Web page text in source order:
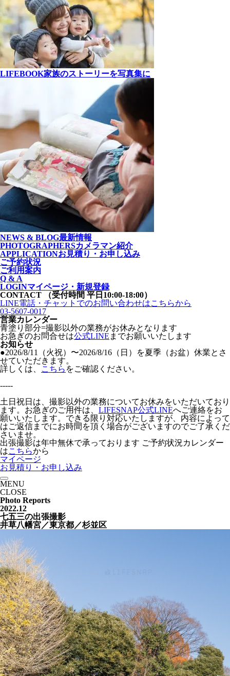
LIFEBOOK家族のストーリーを写真集に
NEWS & BLOG最新情報
PHOTOGRAPHERSカメラマン紹介
APPLICATIONお見積り・お申し込み
ご予約状況
ご利用案内
Q & A
LOGINマイページ・新規登録
CONTACT
（受付時間 平日10:00-18:00）
LINE電話・チャットでのお問い合わせはこちらから
03-5607-0017
営業カレンダー
青塗り 部分=撮影以外の業務がお休みとなります
お急ぎのお問合せは公式LINE までお願いいたします
お知らせ
●2026/8/11（火祝）〜2026/8/16（日）を夏季（お盆）休業とさ
せていただきます。
詳しくは、
こちら をご確認ください。
-----
土日祝日は、撮影以外の業務についてお休みをいただいており
ます。お急ぎのご用件は、 LIFESNAP公式LINEへご連絡をお
願いいたします。できる限り対応いたしますが、内容によって
はご返信までにお時間を頂く場合がございますのでご了承くだ
さいませ。
出張撮影は年中無休で承っております ご予約状況カレンダー
はこちらから
マイページ
お見積り・お申し込み
MENU
CLOSE
Photo Reports
2022.12
七五三の出張撮影
井草八幡宮／東京都／杉並区